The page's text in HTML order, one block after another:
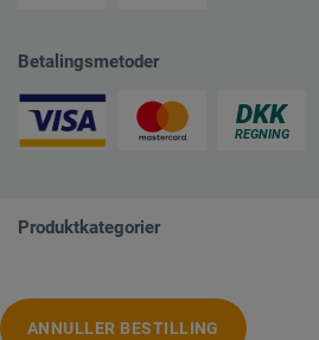
Betalingsmetoder
Produktkategorier
ANNULLER BESTILLING